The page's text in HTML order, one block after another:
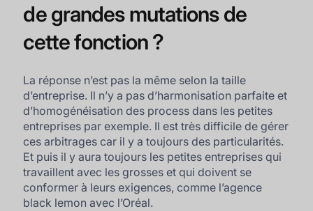
de grandes mutations de
cette fonction ?
La réponse n’est pas la même selon la taille
d’entreprise. Il n’y a pas d’harmonisation parfaite et
d’homogénéisation des process dans les petites
entreprises par exemple. Il est très difficile de gérer
ces arbitrages car il y a toujours des particularités.
Et puis il y aura toujours les petites entreprises qui
travaillent avec les grosses et qui doivent se
conformer à leurs exigences, comme l’agence
black lemon avec l’Oréal.